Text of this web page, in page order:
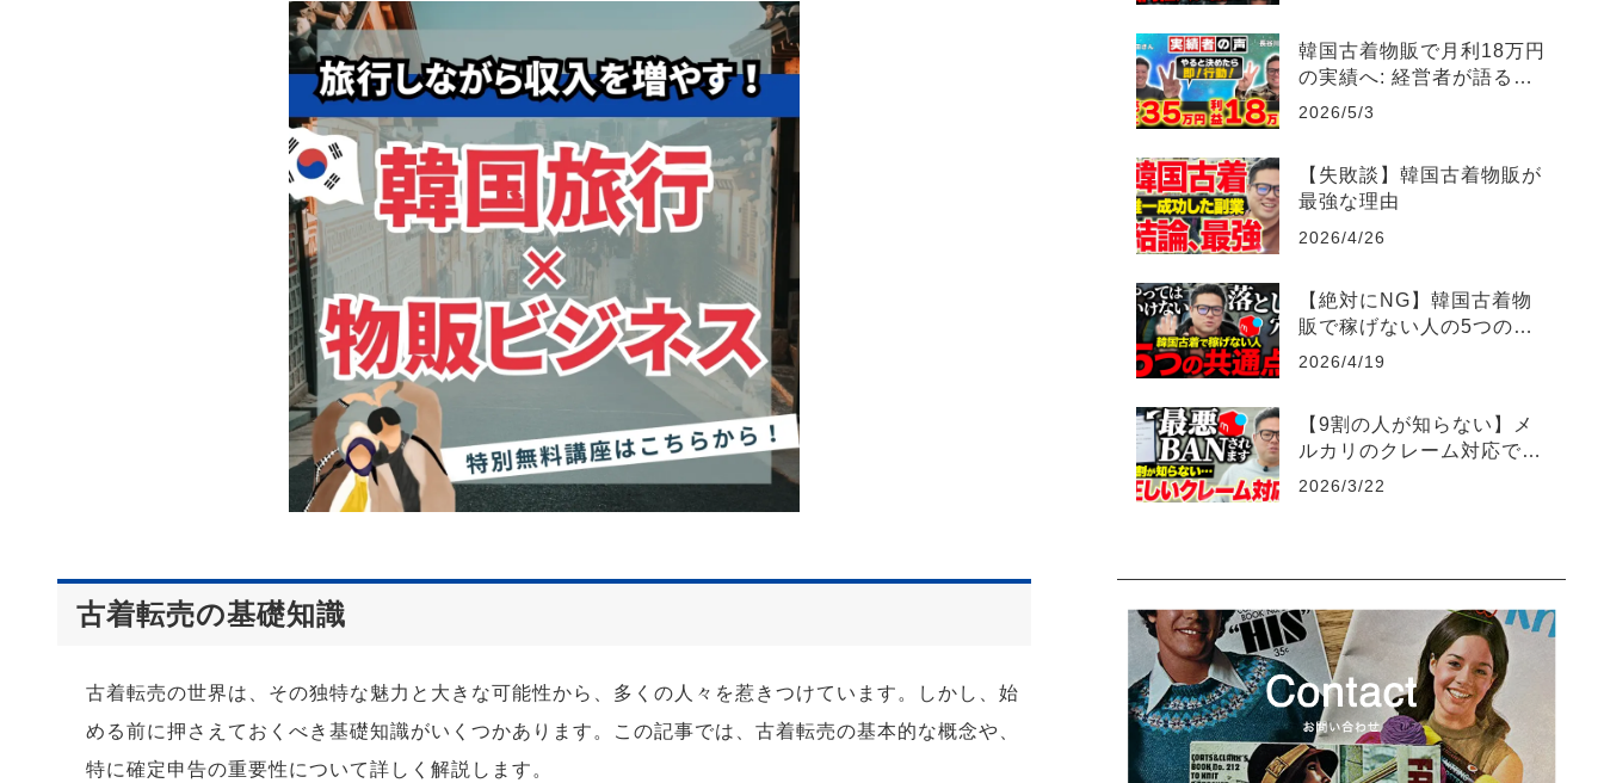
古着転売の基礎知識
古着転売の世界は、その独特な魅力と大きな可能性から、多くの人々を惹きつけています。しかし、始
める前に押さえておくべき基礎知識がいくつかあります。この記事では、古着転売の基本的な概念や、
特に確定申告の重要性について詳しく解説します。
韓国古着物販で月利18万円
の実績へ: 経営者が語る
「即決・即行動」とサポー
2026/5/3
【失敗談】韓国古着物販が
最強な理由
2026/4/26
【絶対にNG】韓国古着物
販で稼げない人の5つの共
通点
2026/4/19
【9割の人が知らない】メ
ルカリのクレーム対応で絶
対にやってはいけないNG
2026/3/22